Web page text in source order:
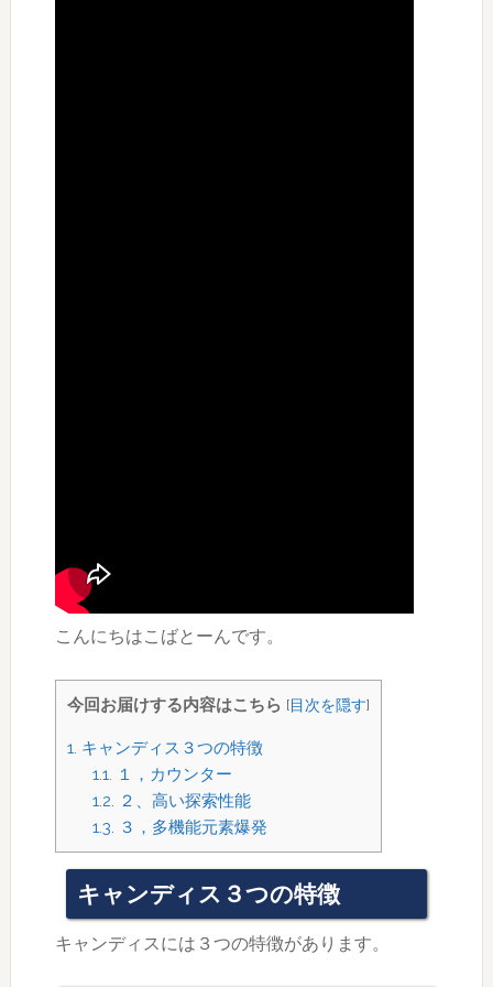
こんにちはこばとーんです。
今回お届けする内容はこちら [目次を隠す]
1. キャンディス３つの特徴
1.1. １，カウンター
1.2. ２、高い探索性能
1.3. ３，多機能元素爆発
キャンディス３つの特徴
キャンディスには３つの特徴があります。